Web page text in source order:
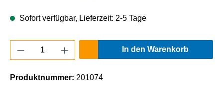
Sofort verfügbar, Lieferzeit: 2-5 Tage
Produkt Anzahl: Gib den gewünschten
In den Warenkorb
Produktnummer: 201074